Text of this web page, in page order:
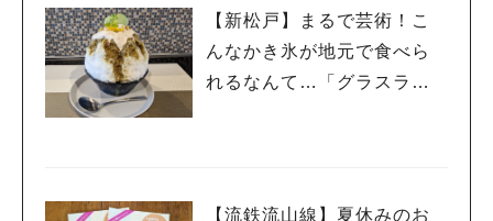
【新松戸】まるで芸術！こ
んなかき氷が地元で食べら
れるなんて…「グラスラパ
【流鉄流山線】夏休みのお
#ラーメン#ショッピング#カフェ